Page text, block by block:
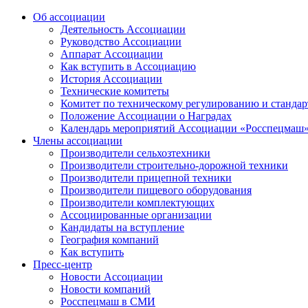
Об ассоциации
Деятельность Ассоциации
Руководство Ассоциации
Аппарат Ассоциации
Как вступить в Ассоциацию
История Ассоциации
Технические комитеты
Комитет по техническому регулированию и
Положение Ассоциации о Наградах
Календарь мероприятий Ассоциации «Росспецмаш»
Члены ассоциации
Производители сельхозтехники
Производители строительно-дорожной техники
Производители прицепной техники
Производители пищевого оборудования
Производители комплектующих
Ассоциированные организации
Кандидаты на вступление
География компаний
Как вступить
Пресс-центр
Новости Ассоциации
Новости компаний
Росспецмаш в СМИ